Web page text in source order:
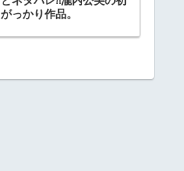
がっかり作品。